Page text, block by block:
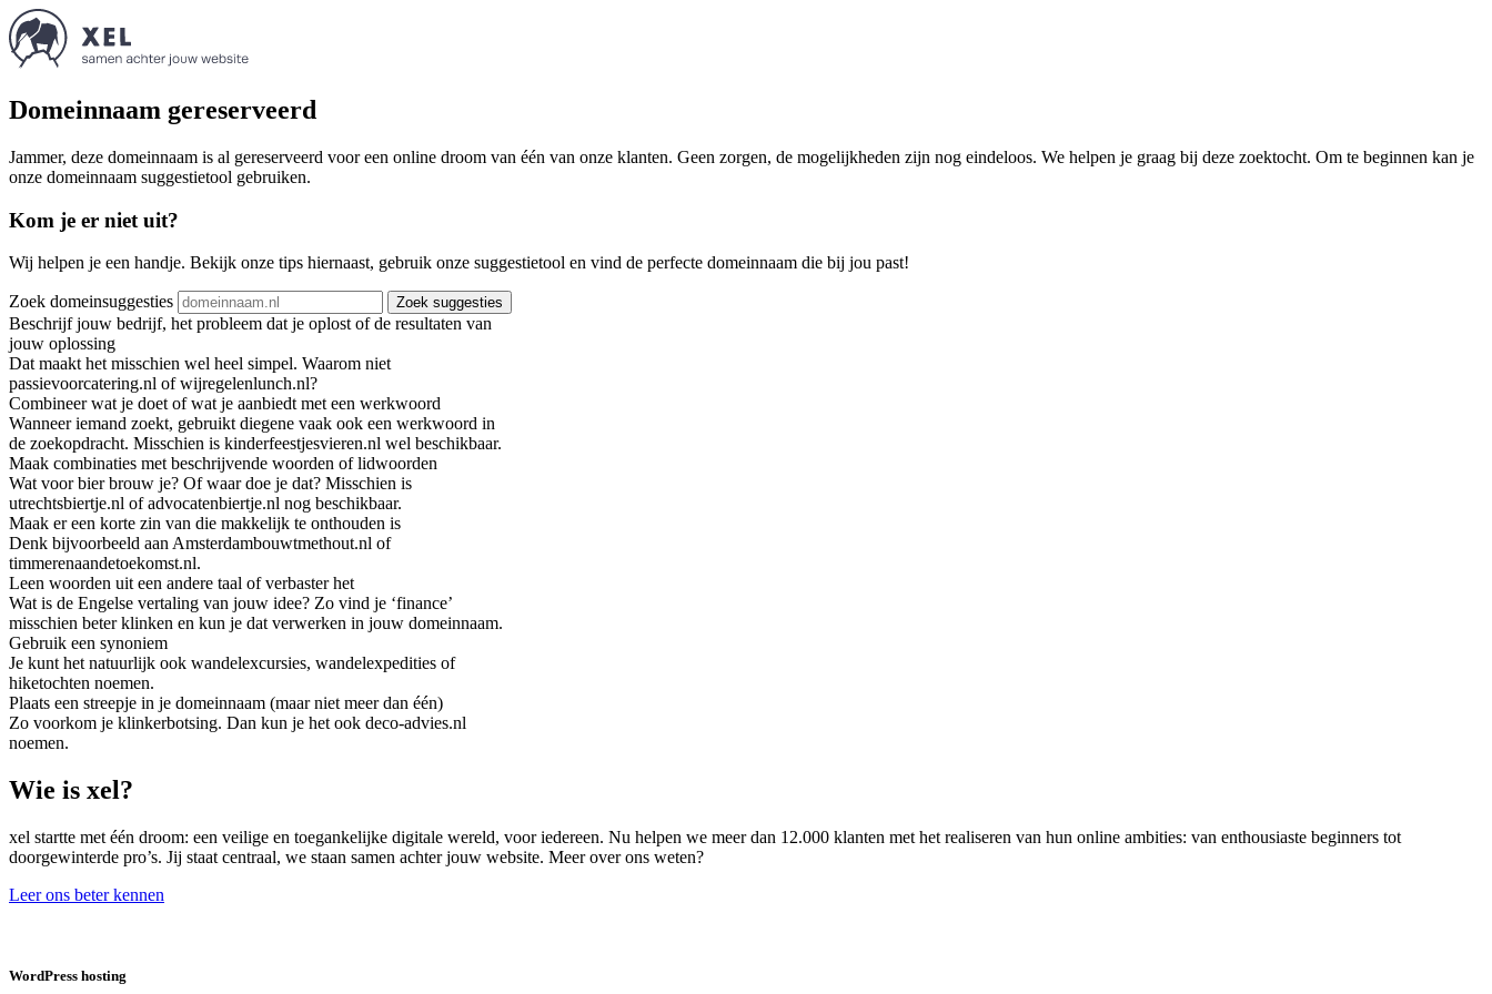
Domeinnaam gereserveerd
Jammer, deze domeinnaam is al gereserveerd voor een online droom van één van onze klanten. Geen zorgen, de mogelijkheden zijn nog eindeloos. We helpen je graag bij deze zoektocht. Om te beginnen kan je
onze domeinnaam suggestietool gebruiken.
Kom je er niet uit?
Wij helpen je een handje. Bekijk onze tips hiernaast, gebruik onze suggestietool en vind de perfecte domeinnaam die bij jou past!
Zoek domeinsuggesties Zoek suggesties
Beschrijf jouw bedrijf, het probleem dat je oplost of de resultaten van
jouw oplossing
Dat maakt het misschien wel heel simpel. Waarom niet
passievoorcatering.nl of wijregelenlunch.nl?
Combineer wat je doet of wat je aanbiedt met een werkwoord
Wanneer iemand zoekt, gebruikt diegene vaak ook een werkwoord in
de zoekopdracht. Misschien is kinderfeestjesvieren.nl wel beschikbaar.
Maak combinaties met beschrijvende woorden of lidwoorden
Wat voor bier brouw je? Of waar doe je dat? Misschien is
utrechtsbiertje.nl of advocatenbiertje.nl nog beschikbaar.
Maak er een korte zin van die makkelijk te onthouden is
Denk bijvoorbeeld aan Amsterdambouwtmethout.nl of
timmerenaandetoekomst.nl.
Leen woorden uit een andere taal of verbaster het
Wat is de Engelse vertaling van jouw idee? Zo vind je ‘finance’
misschien beter klinken en kun je dat verwerken in jouw domeinnaam.
Gebruik een synoniem
Je kunt het natuurlijk ook wandelexcursies, wandelexpedities of
hiketochten noemen.
Plaats een streepje in je domeinnaam (maar niet meer dan één)
Zo voorkom je klinkerbotsing. Dan kun je het ook deco-advies.nl
noemen.
Wie is xel?
xel startte met één droom: een veilige en toegankelijke digitale wereld, voor iedereen. Nu helpen we meer dan 12.000 klanten met het realiseren van hun online ambities: van enthousiaste beginners tot
doorgewinterde pro’s. Jij staat centraal, we staan samen achter jouw website. Meer over ons weten?
Leer ons beter kennen
WordPress hosting